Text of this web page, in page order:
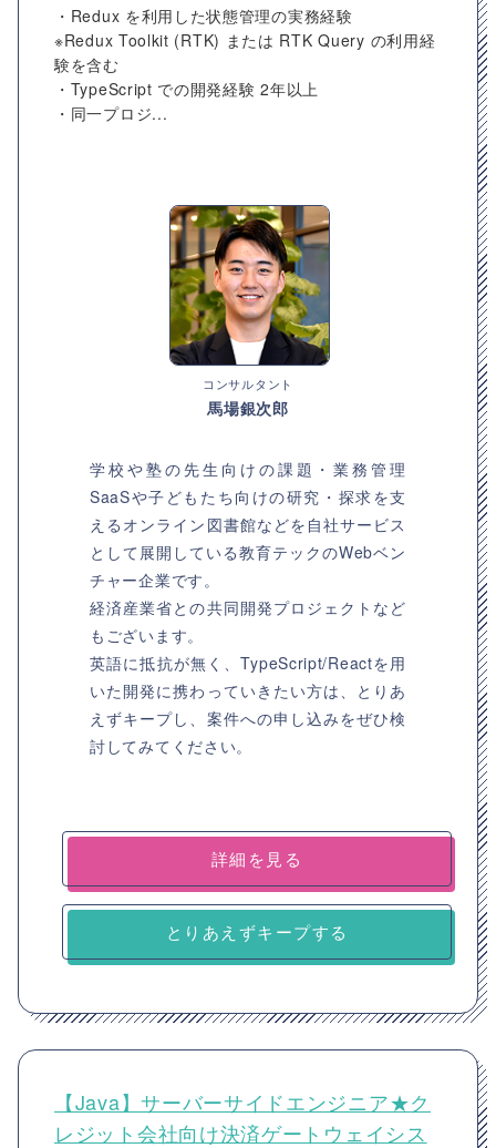
・Redux を利用した状態管理の実務経験
※Redux Toolkit (RTK) または RTK Query の利用経
験を含む
・TypeScript での開発経験 2年以上
・同一プロジ...
コンサルタント
馬場銀次郎
学校や塾の先生向けの課題・業務管理
SaaSや子どもたち向けの研究・探求を支
えるオンライン図書館などを自社サービス
として展開している教育テックのWebベン
チャー企業です。
経済産業省との共同開発プロジェクトなど
もございます。
英語に抵抗が無く、TypeScript/Reactを用
いた開発に携わっていきたい方は、とりあ
えずキープし、案件への申し込みをぜひ検
討してみてください。
詳細を見る
とりあえずキープする
【Java】サーバーサイドエンジニア★ク
レジット会社向け決済ゲートウェイシス